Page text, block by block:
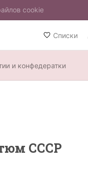
cookie
Списки
и конфедератки
СССР